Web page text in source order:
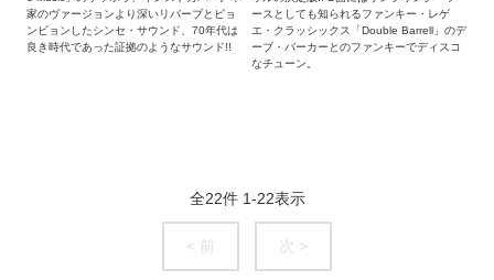
家のヴァージョンより深いリバーブとビョ
ンビョンしたシンセ・サウンド、70年代は
良き時代であった証拠のようなサウンド!!
ースとしても知られるファンキー・レゲ
エ・クラッシックス「Double Barrell」のデ
ーブ・バーカーとのファンキーでディスコ
なチューン。
全22件 1-22表示
< 前 次 >